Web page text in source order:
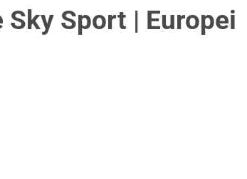
Sport | Europei